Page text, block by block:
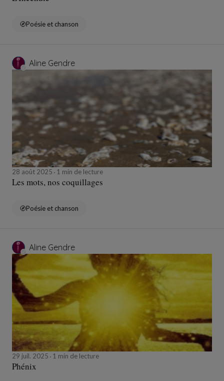
Poésie et chanson
Aline Gendre
28 août 2025 1 min de lecture
Les mots, nos coquillages
Poésie et chanson
Aline Gendre
29 juil. 2025 1 min de lecture
Phénix